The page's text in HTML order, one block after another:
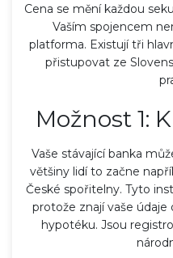
Cena se mění každou
Vaším spojencem
platforma. Existují tři
přistupovat ze
Možnost 1:
Vaše stávající banka
většiny lidí to začne
České spořitelny. Tyto
protože znají vaše údaje
hypotéku. Jsou